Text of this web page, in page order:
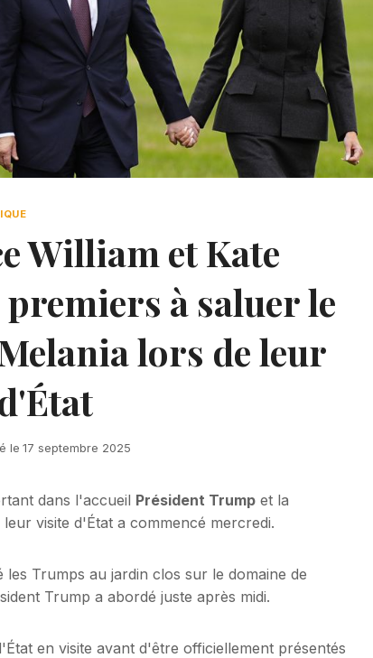
William et Kate
à saluer le
lors de leur
le 17 septembre 2025
dans l'accueil Président Trump et la
visite d'État a commencé mercredi.
Trumps au jardin clos sur le domaine de
Trump a abordé juste après midi.
en visite avant d'être officiellement présentés